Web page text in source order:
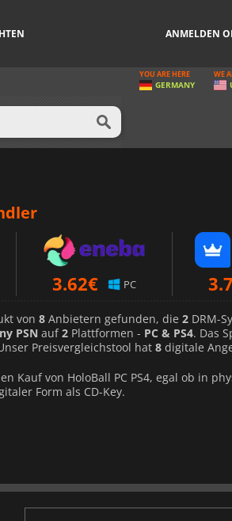
YOU ARE HERE
GERMANY
WE
3.62€ PC
von 8 Anbietern gefunden, die 2 DRM-
PSN auf2 Plattformen - PC & PS4. Das
Preisvergleichstool hat 8 digitale
Kauf von HoloBall PC PS4, egal ob in
Form als CD-Key.